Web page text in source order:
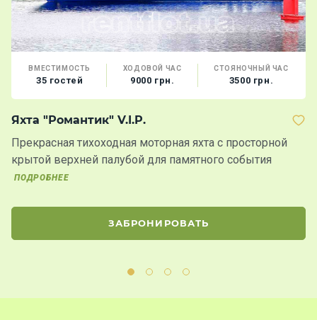
ВМЕСТИМОСТЬ
35 гостей
ХОДОВОЙ ЧАС
9000 грн.
СТОЯНОЧНЫЙ ЧАС
3500 грн.
Яхта "Романтик" V.I.P.
Прекрасная тихоходная моторная яхта с просторной
крытой верхней палубой для памятного события
ПОДРОБНЕЕ
ЗАБРОНИРОВАТЬ